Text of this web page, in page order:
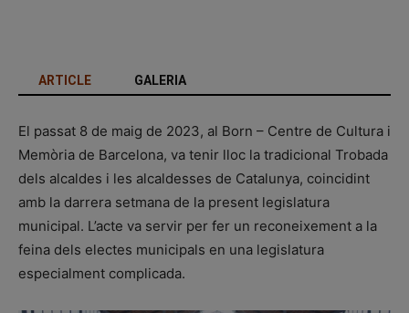
ARTICLE GALERIA
El passat 8 de maig de 2023, al Born – Centre de Cultura i
Memòria de Barcelona, va tenir lloc la tradicional Trobada
dels alcaldes i les alcaldesses de Catalunya, coincidint
amb la darrera setmana de la present legislatura
municipal. L’acte va servir per fer un reconeixement a la
feina dels electes municipals en una legislatura
especialment complicada.